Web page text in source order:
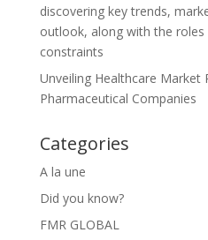
discovering key trends,
outlook, along with the
constraints
Unveiling Healthcare Market
Pharmaceutical Companies
Categories
A la une
Did you know?
FMR GLOBAL